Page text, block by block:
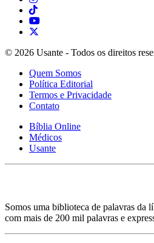
© 2026 Usante - Todos os direitos
Quem Somos
Política Editorial
Termos e Privacidade
Contato
Bíblia Online
Médicos
Usante
Somos uma biblioteca de palavras da
com mais de 200 mil palavras e